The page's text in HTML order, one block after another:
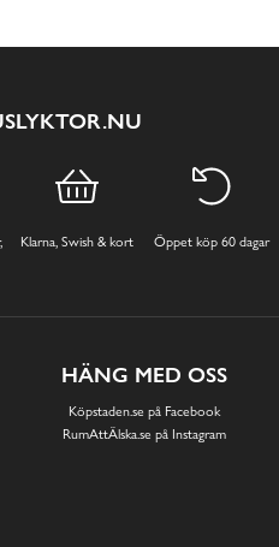
Klarna, Swish & kort Öppet köp 60 dagar
HÄNG MED OSS
Köpstaden.se på Facebook
RumAttÄlska.se på Instagram